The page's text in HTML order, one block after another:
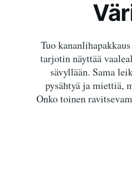
Tuo
tarjotin näyttää
sävyllään. Sama
pysähtyä ja miettiä,
Onko toinen